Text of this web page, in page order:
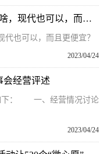
【韩系动向957】比亚迪横着走不算啥，现代也可以，而且更便宜？|每日快看
代也可以，而且更便宜？
2023/04/24
会经营评述
下： 一、经营情况讨论
2023/04/24